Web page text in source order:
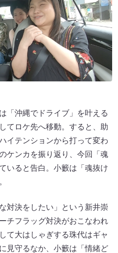
「沖縄でドライブ」を叶える
てロケ先へ移動。すると、助
イテンションから打って変わ
ケンカを振り返り、今回「魂
いると告白。小籔は「魂抜け
対決をしたい」という新井崇
チフラッグ対決がおこなわれ
て大はしゃぎする珠代はギャ
見守るなか、小籔は「情緒ど